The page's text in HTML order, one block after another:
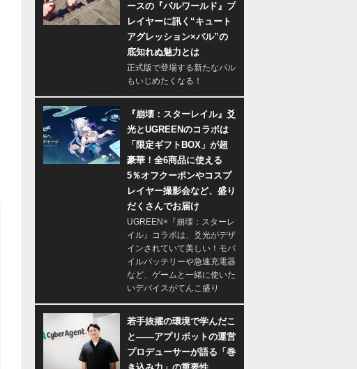
ースの『パルワールド』プ
レイヤーに訊く“キュート
アグレッション×パル”の
底知れぬ魅力とは
正式版で登場する新たなパル
もいじめたくなる！
『崩壊：スターレイル』爻
光とUGREENのコラボは
「限定ギフトBOX」が超
豪華！全6商品に使える
5％オフクーポンやコスプ
レイヤー撮影会など、盛り
だくさんでお届け
UGREEN×『崩壊：スターレ
イル』コラボは、爻光がデザ
インされていて美しい！モバ
イルバッテリーや急速充電器
など、ゲームと一緒に使いた
いデバイスがてんこ盛り
若手抜擢の環境で学んだこ
と――アプリボットの運営
プロデューサーが語る「巻